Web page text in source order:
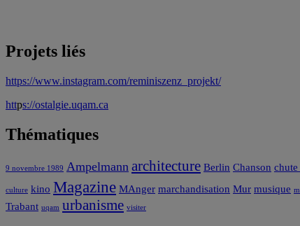
Projets liés
https://www.instagram.com/reminiszenz_projekt/
https://ostalgie.uqam.ca
Thématiques
9 novembre 1989 Ampelmann architecture Berlin Chanson
culture kino Magazine MAnger marchandisation Mur musique
Trabant uqam urbanisme visiter